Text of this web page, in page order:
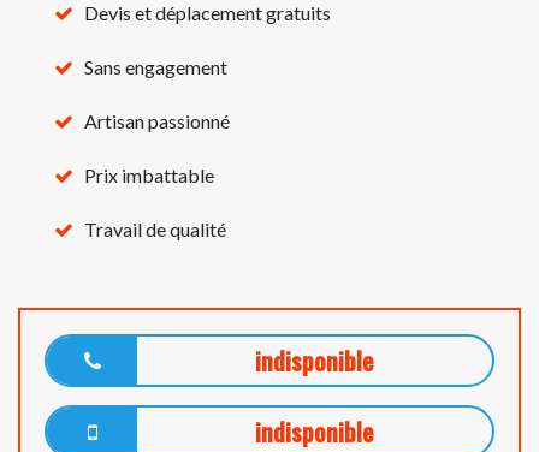
Devis et déplacement gratuits
Sans engagement
Artisan passionné
Prix imbattable
Travail de qualité
indisponible
indisponible